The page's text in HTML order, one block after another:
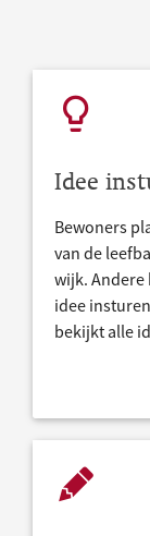
Idee
Bewoners
van de
wijk. Andere
idee
bekijkt alle